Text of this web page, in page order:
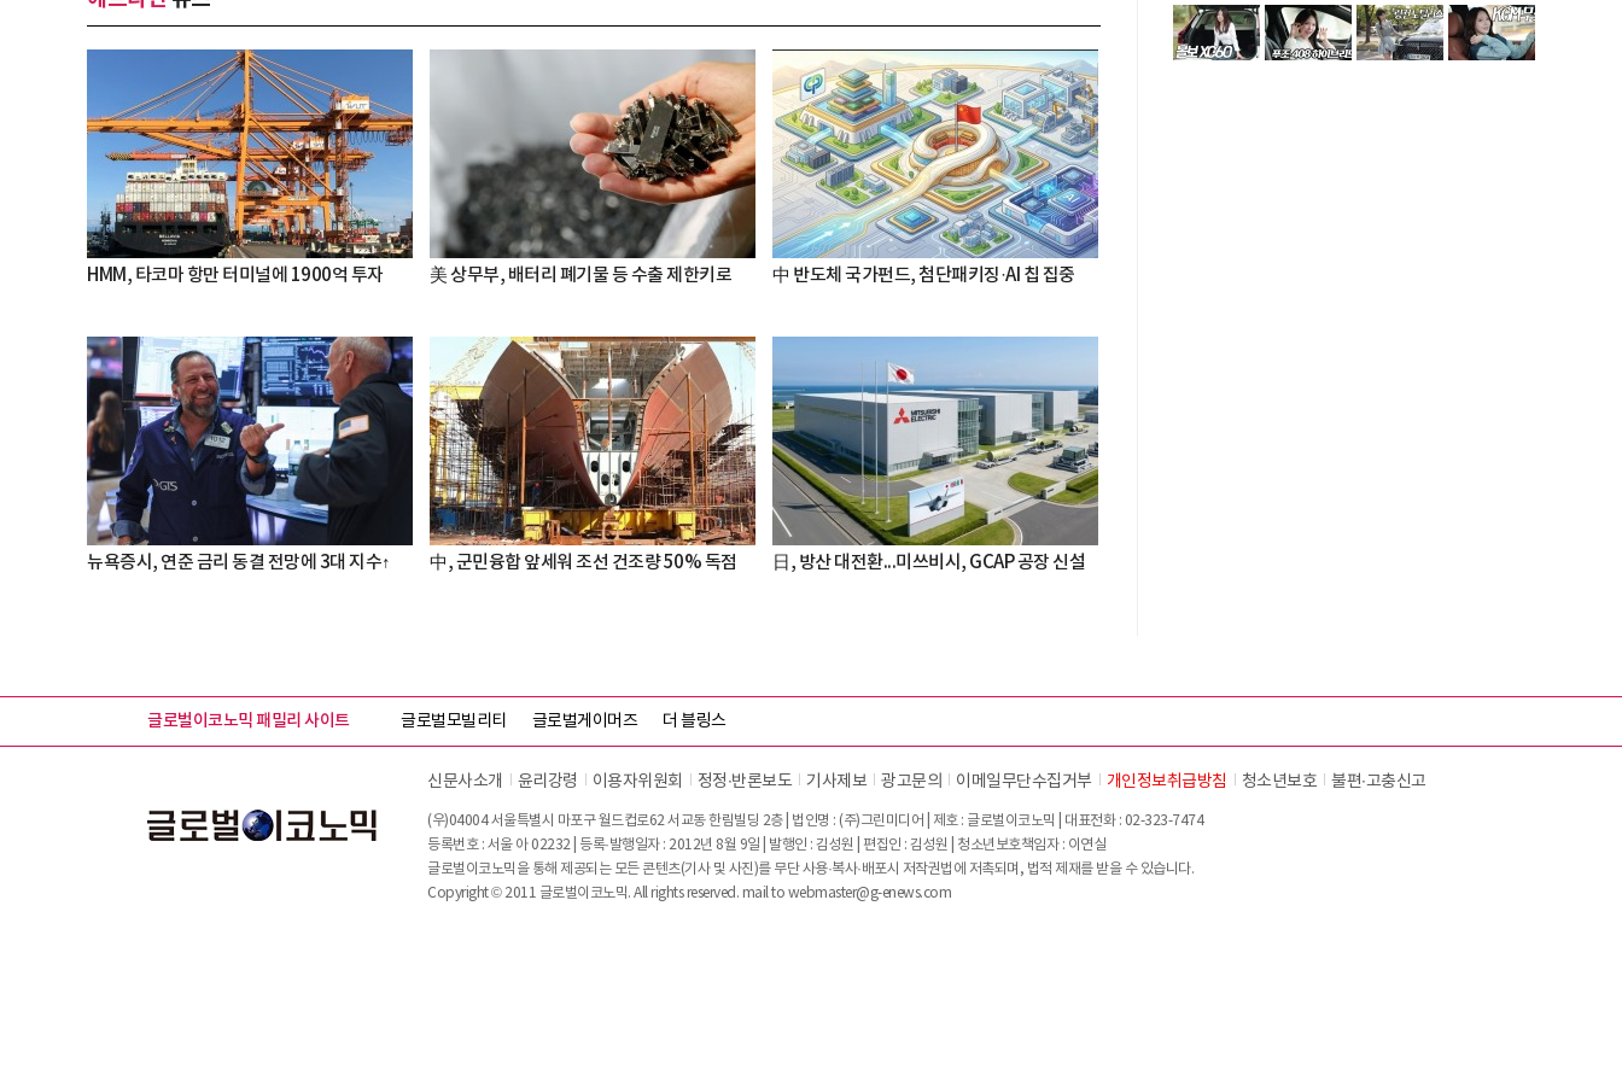
HMM, 타코마 항만 터미널에 1900억 투자 美 상무부, 배터리 폐기물 등 수출 제한키로 中 반도체 국가펀드, 첨단패키징·AI 칩 집중
뉴욕증시, 연준 금리 동결 전망에 3대 지수↑ 中, 군민융합 앞세워 조선 건조량 50% 독점 日, 방산 대전환...미쓰비시, GCAP 공장 신설
글로벌이코노믹 패밀리 사이트 글로벌모빌리티 글로벌게이머즈 더 블링스
신문사소개 윤리강령 이용자위원회 정정∙반론보도 기사제보 광고문의 이메일무단수집거부 개인정보취급방침 청소년보호 불편∙고충신고
(우)04004 서울특별시 마포구 월드컵로62 서교동 한림빌딩 2층 | 법인명 : (주)그린미디어 | 제호 : 글로벌이코노믹 | 대표전화 : 02-323-7474
등록번호 : 서울 아 02232 | 등록·발행일자 : 2012년 8월 9일 | 발행인 : 김성원 | 편집인 : 김성원 | 청소년보호책임자 : 이연실
글로벌이코노믹을 통해 제공되는 모든 콘텐츠(기사 및 사진)를 무단 사용·복사·배포시 저작권법에 저촉되며, 법적 제재를 받을 수 있습니다.
Copyright © 2011 글로벌이코노믹. All rights reserved. mail to webmaster@g-enews.com